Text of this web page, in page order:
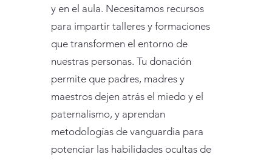
y en el aula. Necesitamos recursos
para impartir talleres y formaciones
que transformen el entorno de
nuestras personas. Tu donación
permite que padres, madres y
maestros dejen atrás el miedo y el
paternalismo, y aprendan
metodologías de vanguardia para
potenciar las habilidades ocultas de